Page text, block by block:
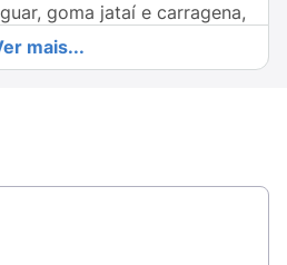
goma jataí e carragena,
IV, urucum e cúrcuma,
ácido cítrico.
Lactose.
Amendoim, Avelã,
Castanha-Do-Pará,
mais...